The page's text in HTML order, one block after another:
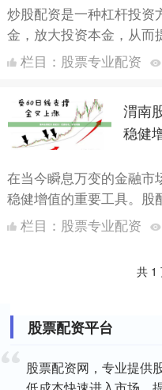
炒股配资是一种杠杆投资
金，放大投资本金，从而
资者来说，炒股配资可以
股配资是指投....
栏目： 股票专业配资
渭南
稳健
在当今瞬息万变的金融市
稳健增值的重要工具。股
抵押，向配资公司借入一
为。通过股....
栏目： 股票专业配资
共 1
股票配资平台
股票配资网，专业提供